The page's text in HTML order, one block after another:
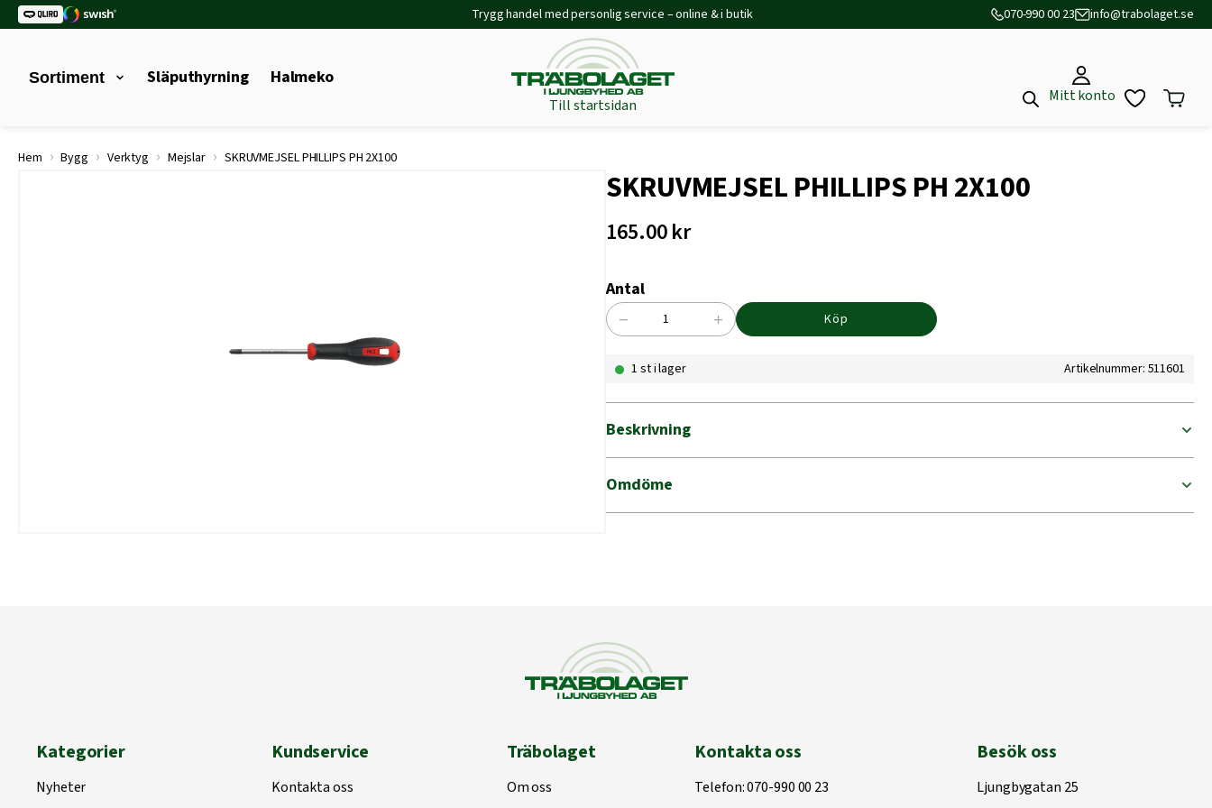
Trygg handel med personlig service – online & i butik 070-990 00 23 info@trabolaget.se
Sortiment Släputhyrning Halmeko
Till startsidan
Mitt konto
Hem › Bygg › Verktyg › Mejslar › SKRUVMEJSEL PHILLIPS PH 2X100
SKRUVMEJSEL PHILLIPS PH 2X100
165.00kr
Antal
SKRUVMEJSEL
PH
mängd
− + Köp
1 st i lager Artikelnummer: 511601
Beskrivning
Omdöme
Kategorier
Nyheter
Kundservice
Kontakta oss
Träbolaget
Om oss
Kontakta oss
Telefon:070-990 00 23
Besök oss
Ljungbygatan 25